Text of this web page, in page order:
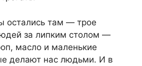
остались там — трое
за липким столом —
масло и маленькие
делают нас людьми. И в